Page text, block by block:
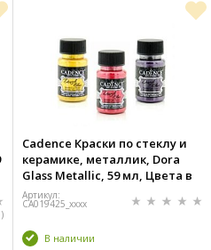
Cadence Краски по стеклу и
керамике, металлик, Dora
Glass Metallic, 59 мл, Цвета в
ассортименте
Артикул:
CA019425_xxxx
В наличии